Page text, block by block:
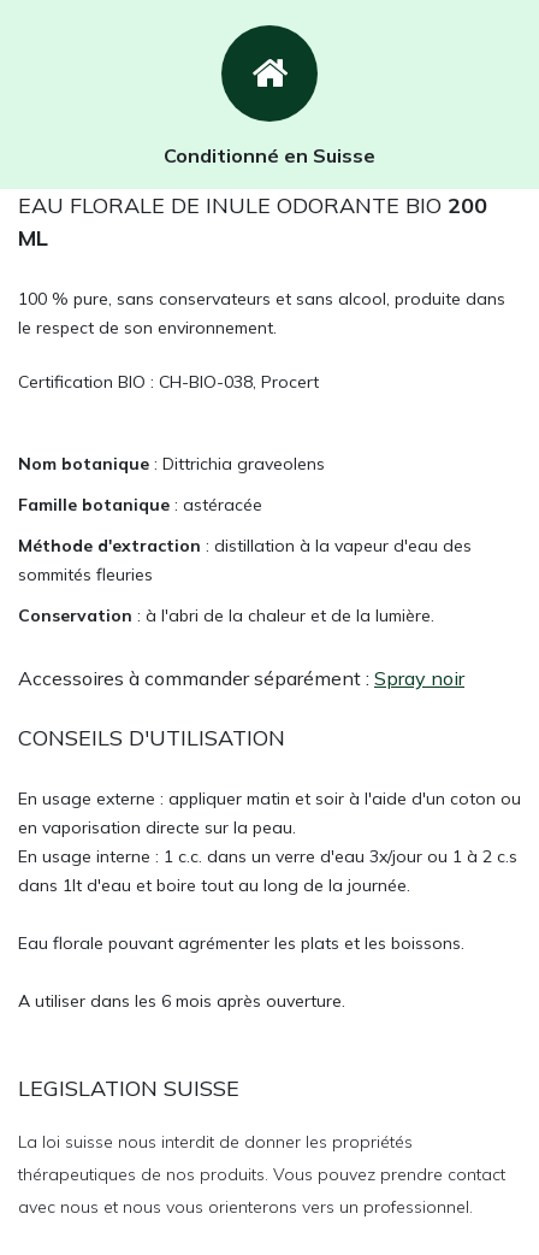
Conditionné en Suisse
EAU FLORALE DE INULE ODORANTE BIO 200
ML
100 % pure, sans conservateurs et sans alcool, produite dans
le respect de son environnement.
Certification BIO : CH-BIO-038, Procert
Nom botanique : Dittrichia graveolens
Famille botanique : astéracée
Méthode d'extraction : distillation à la vapeur d'eau des
sommités fleuries
Conservation : à l'abri de la chaleur et de la lumière.
Accessoires à commander séparément : Spray noir
CONSEILS D'UTILISATION
En usage externe : appliquer matin et soir à l'aide d'un coton ou
en vaporisation directe sur la peau.
En usage interne : 1 c.c. dans un verre d'eau 3x/jour ou 1 à 2 c.s
dans 1lt d'eau et boire tout au long de la journée.
Eau florale pouvant agrémenter les plats et les boissons.
A utiliser dans les 6 mois après ouverture.
LEGISLATION SUISSE
La loi suisse nous interdit de donner les propriétés
thérapeutiques de nos produits. Vous pouvez prendre contact
avec nous et nous vous orienterons vers un professionnel.